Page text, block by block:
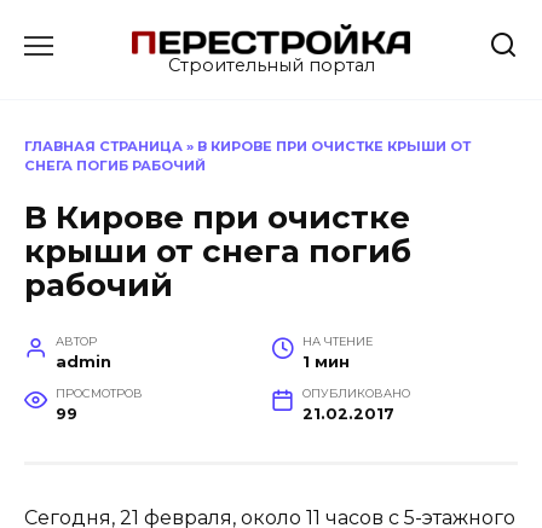
Строительный портал
ГЛАВНАЯ СТРАНИЦА » В КИРОВЕ ПРИ ОЧИСТКЕ КРЫШИ ОТ
СНЕГА ПОГИБ РАБОЧИЙ
В Кирове при очистке
крыши от снега погиб
рабочий
АВТОР
admin
НА ЧТЕНИЕ
1 мин
ПРОСМОТРОВ
99
ОПУБЛИКОВАНО
21.02.2017
Сегодня, 21 февраля, около 11 часов с 5-этажного